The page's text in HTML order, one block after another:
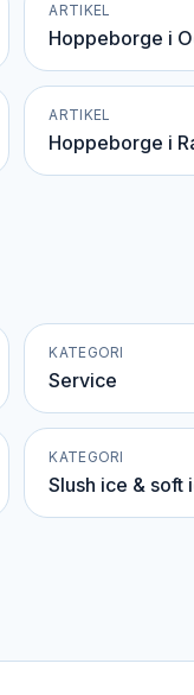
ARTIKEL
Hoppeborge i
ARTIKEL
Hoppeborge i
KATEGORI
Service
KATEGORI
Slush ice & soft